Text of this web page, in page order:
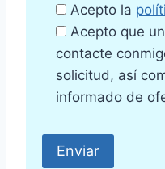
Acepto la
Acepto que
contacte
solicitud, así
informado de